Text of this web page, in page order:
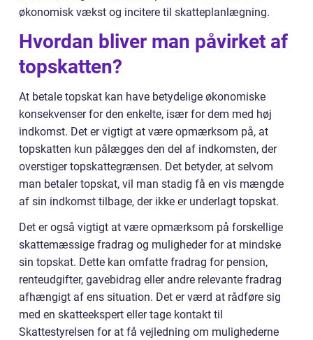
økonomisk vækst og incitere til skatteplanlægning.
Hvordan bliver man påvirket af
topskatten?
At betale topskat kan have betydelige økonomiske
konsekvenser for den enkelte, især for dem med høj
indkomst. Det er vigtigt at være opmærksom på, at
topskatten kun pålægges den del af indkomsten, der
overstiger topskattegrænsen. Det betyder, at selvom
man betaler topskat, vil man stadig få en vis mængde
af sin indkomst tilbage, der ikke er underlagt topskat.
Det er også vigtigt at være opmærksom på forskellige
skattemæssige fradrag og muligheder for at mindske
sin topskat. Dette kan omfatte fradrag for pension,
renteudgifter, gavebidrag eller andre relevante fradrag
afhængigt af ens situation. Det er værd at rådføre sig
med en skatteekspert eller tage kontakt til
Skattestyrelsen for at få vejledning om mulighederne